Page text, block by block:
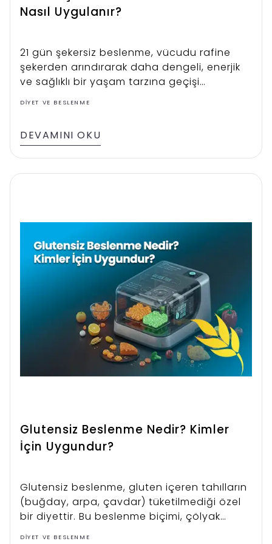
Nasıl Uygulanır?
21 gün şekersiz beslenme, vücudu rafine
şekerden arındırarak daha dengeli, enerjik
ve sağlıklı bir yaşam tarzına geçişi
hedefleyen bir beslenme yöntemidir. Bu
metabolizmayı yeniden dengelemektir. 21
gün şekersiz diyet uygulayan bireyler; daha
DIYET VE BESLENME
DEVAMINI OKU
Glutensiz Beslenme Nedir? Kimler
İçin Uygundur?
Glutensiz beslenme, gluten içeren tahılların
(buğday, arpa, çavdar) tüketilmediği özel
bir diyettir. Bu beslenme biçimi, çölyak
hastalığı, gluten intoleransı veya
DIYET VE BESLENME